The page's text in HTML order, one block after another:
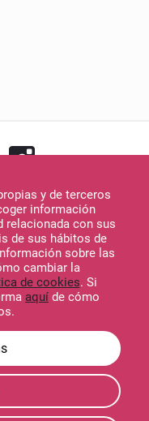
y de terceros
información
relacionada con sus
de sus hábitos de
sobre las
cambiar la
de cookies. Si
aquí de cómo
en
Store
en
Play